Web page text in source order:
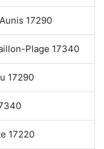
17290
Plage 17340
17290
17220